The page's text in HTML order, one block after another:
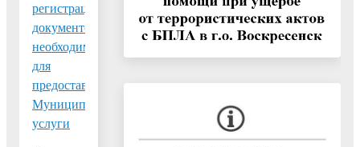
регистрации
документов,
необходимых
для
предоставления
Муниципальной
услуги